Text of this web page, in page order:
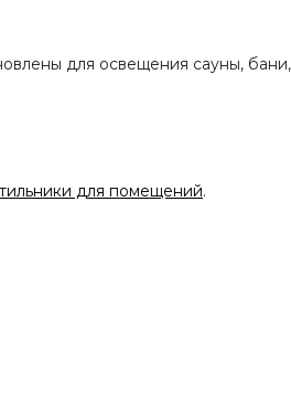
для освещения сауны,
для помещений.